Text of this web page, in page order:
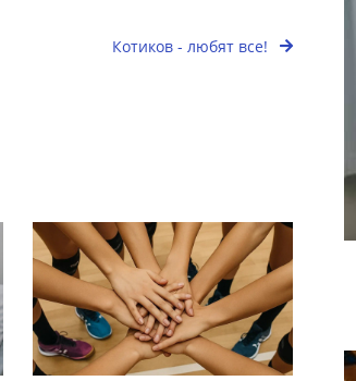
Котиков - любят все!